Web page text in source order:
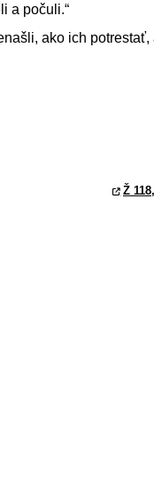
a počuli.“
ako ich potrestať,
Ž